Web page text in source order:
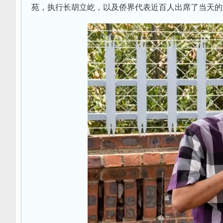
苑，执行长胡立屹，以及侨界代表近百人出席了当天